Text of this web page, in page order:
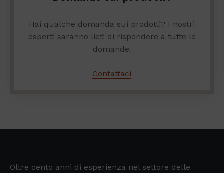
Hai qualche domanda sui prodotti? I nostri
esperti saranno lieti di rispondere a tutte le
domande.
Contattaci
Oltre cento anni di esperienza nel settore delle